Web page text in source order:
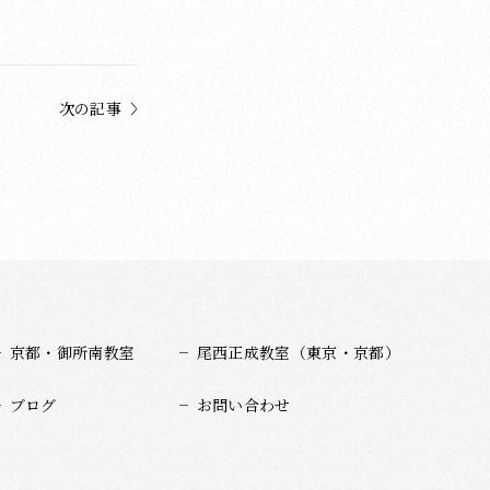
次の記事
京都・御所南教室 尾西正成教室（東京・京都）
ブログ お問い合わせ